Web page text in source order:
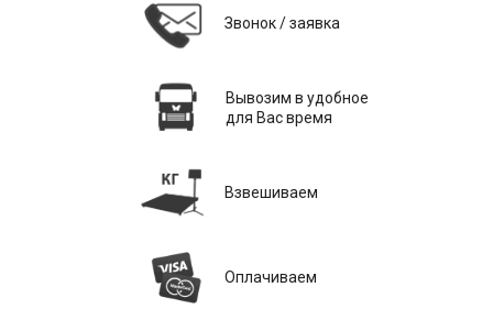
Звонок / заявка
Вывозим в удобное
для Вас время
Взвешиваем
Оплачиваем